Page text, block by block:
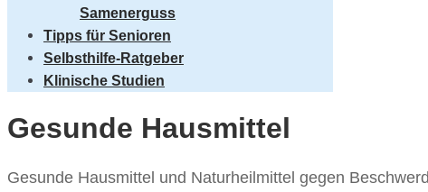
Samenerguss
Tipps für Senioren
Selbsthilfe-Ratgeber
Klinische Studien
Gesunde Hausmittel
Gesunde Hausmittel und Naturheilmittel gegen